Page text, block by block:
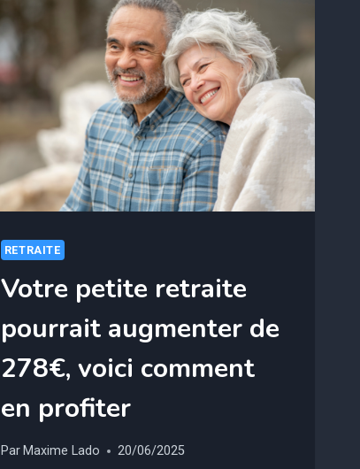
RETRAITE
Votre petite retraite
pourrait augmenter de
278€, voici comment
en profiter
Par Maxime Lado 20/06/2025